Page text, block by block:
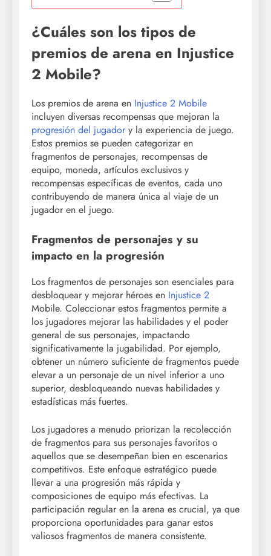
¿Cuáles son los tipos de
premios de arena en Injustice
2 Mobile?
Los premios de arena en Injustice 2 Mobile
incluyen diversas recompensas que mejoran la
progresión del jugador y la experiencia de juego.
Estos premios se pueden categorizar en
fragmentos de personajes, recompensas de
equipo, moneda, artículos exclusivos y
recompensas específicas de eventos, cada uno
contribuyendo de manera única al viaje de un
jugador en el juego.
Fragmentos de personajes y su
impacto en la progresión
Los fragmentos de personajes son esenciales para
desbloquear y mejorar héroes en Injustice 2
Mobile. Coleccionar estos fragmentos permite a
los jugadores mejorar las habilidades y el poder
general de sus personajes, impactando
significativamente la jugabilidad. Por ejemplo,
obtener un número suficiente de fragmentos puede
elevar a un personaje de un nivel inferior a uno
superior, desbloqueando nuevas habilidades y
estadísticas más fuertes.
Los jugadores a menudo priorizan la recolección
de fragmentos para sus personajes favoritos o
aquellos que se desempeñan bien en escenarios
competitivos. Este enfoque estratégico puede
llevar a una progresión más rápida y
composiciones de equipo más efectivas. La
participación regular en la arena es crucial, ya que
proporciona oportunidades para ganar estos
valiosos fragmentos de manera consistente.